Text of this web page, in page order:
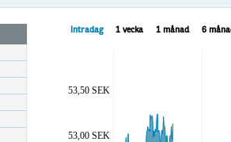
Intradag 1 vecka 1 månad 6
53,00 SEK
53,50 SEK